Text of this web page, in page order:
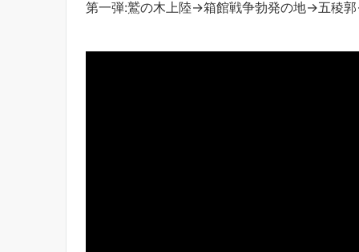
第一弾:鷲の木上陸→箱館戦争勃発の地→五稜